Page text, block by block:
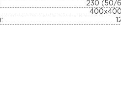
230 (50/